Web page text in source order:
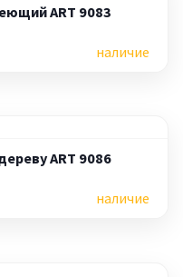
ART 9083
наличие
ART 9086
наличие